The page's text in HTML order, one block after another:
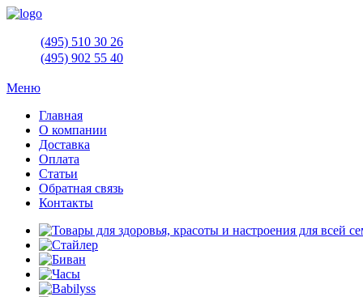
(495) 510 30 26
(495) 902 55 40
Меню
Главная
О компании
Доставка
Оплата
Статьи
Обратная связь
Контакты